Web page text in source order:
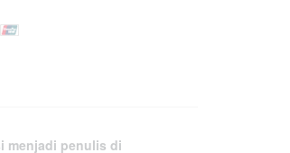
menjadi penulis di